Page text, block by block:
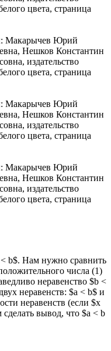
b$. Нам нужно сравнить
числа (1)
неравенство $b <
неравенств: $a < b$ и
неравенств (если $x
вывод, что $a < b